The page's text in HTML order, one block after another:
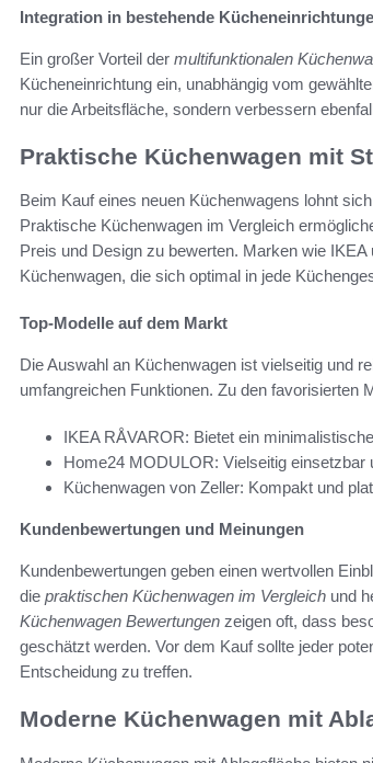
Integration in bestehende
Ein großer Vorteil der multifunktionalen
Kücheneinrichtung ein, unabhängig vom
nur die Arbeitsfläche, sondern verbessern
Praktische Küchenwagen mit
Beim Kauf eines neuen Küchenwagens lohnt
Praktische Küchenwagen im Vergleich
Preis und Design zu bewerten. Marken wie
Küchenwagen, die sich optimal in jede
Top-Modelle auf dem Markt
Die Auswahl an Küchenwagen ist vielseitig und
umfangreichen Funktionen. Zu den favorisierten
IKEA RÅVAROR: Bietet ein
Home24 MODULOR: Vielseitig einsetzbar
Küchenwagen von Zeller: Kompakt und
Kundenbewertungen und Meinungen
Kundenbewertungen geben einen wertvollen
die praktischen Küchenwagen im Vergleich und
Küchenwagen Bewertungen zeigen oft, dass
geschätzt werden. Vor dem Kauf sollte jeder
Entscheidung zu treffen.
Moderne Küchenwagen mit